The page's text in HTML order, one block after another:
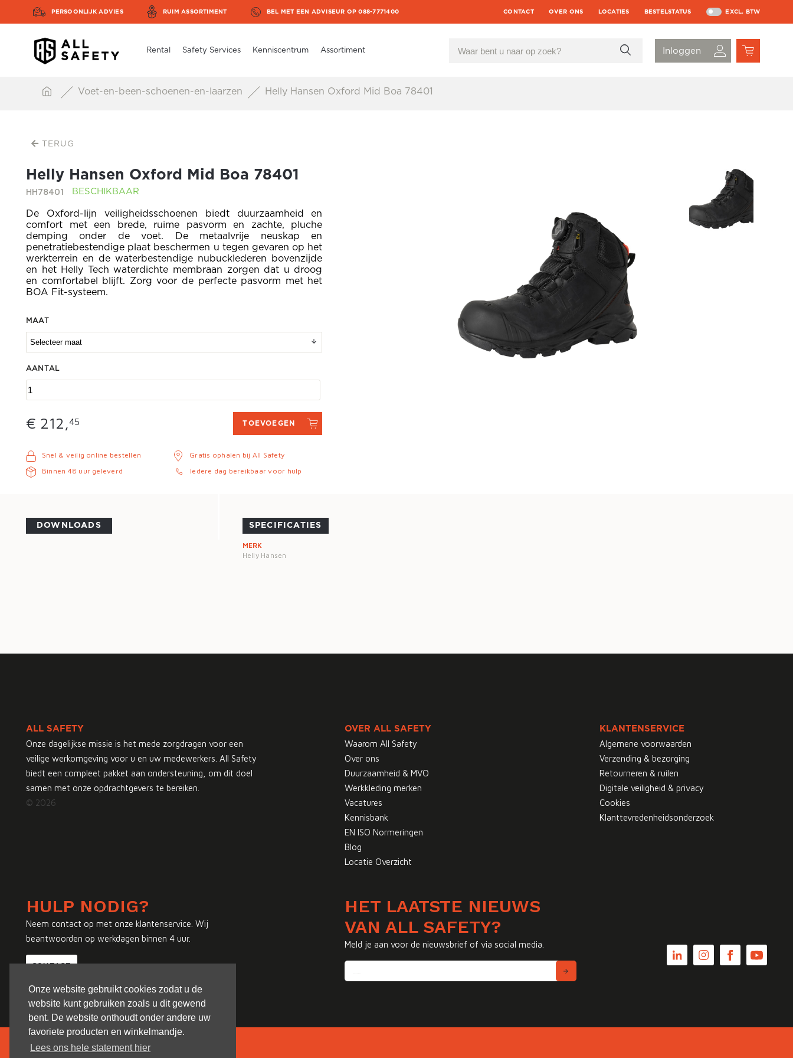
Onze website gebruikt cookies zodat u de
website kunt gebruiken zoals u dit gewend
bent. De website onthoudt onder andere uw
favoriete producten en winkelmandje.
Lees ons hele statement hier
PERSOONLIJK ADVIES RUIM ASSORTIMENT BEL MET EEN ADVISEUR OP 088-7771400 CONTACT OVER ONS LOCATIES BESTELSTATUS EXCL. BTW
Rental Safety Services Kenniscentrum Assortiment
Voet-en-been-schoenen-en-laarzen Helly Hansen Oxford Mid Boa 78401
TERUG
Helly Hansen Oxford Mid Boa 78401
HH78401 BESCHIKBAAR
De Oxford-lijn veiligheidsschoenen biedt duurzaamheid en
comfort met een brede, ruime pasvorm en zachte, pluche
demping onder de voet. De metaalvrije neuskap en
penetratiebestendige plaat beschermen u tegen gevaren op het
werkterrein en de waterbestendige nubucklederen bovenzijde
en het Helly Tech waterdichte membraan zorgen dat u droog
en comfortabel blijft. Zorg voor de perfecte pasvorm met het
BOA Fit-systeem.
MAAT
AANTAL
€ 212,45 TOEVOEGEN
Snel & veilig online bestellen
Binnen 48 uur geleverd
Gratis ophalen bij All Safety
Iedere dag bereikbaar voor hulp
DOWNLOADS SPECIFICATIES
MERK
Helly Hansen
ALL SAFETY
Onze dagelijkse missie is het mede zorgdragen voor een
veilige werkomgeving voor u en uw medewerkers. All Safety
biedt een compleet pakket aan ondersteuning, om dit doel
samen met onze opdrachtgevers te bereiken.
© 2026
OVER ALL SAFETY
Waarom All Safety
Over ons
Duurzaamheid & MVO
Werkkleding merken
Vacatures
Kennisbank
EN ISO Normeringen
Blog
Locatie Overzicht
KLANTENSERVICE
Algemene voorwaarden
Verzending & bezorging
Retourneren & ruilen
Digitale veiligheid & privacy
Cookies
Klanttevredenheidsonderzoek
HULP NODIG?
Neem contact op met onze klantenservice. Wij
beantwoorden op werkdagen binnen 4 uur.
CONTACT
HET LAATSTE NIEUWS
VAN ALL SAFETY?
Meld je aan voor de nieuwsbrief of via social media.